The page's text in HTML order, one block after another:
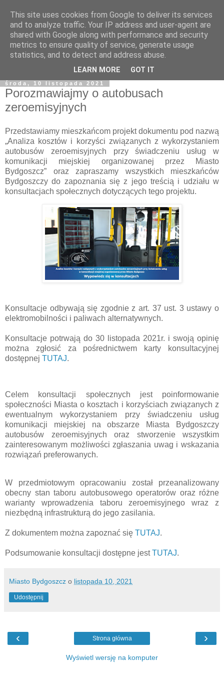
środa, 10 listopada 2021
Porozmawiajmy o autobusach
zeroemisyjnych
Przedstawiamy mieszkańcom projekt dokumentu pod nazwą
„Analiza kosztów i korzyści związanych z wykorzystaniem
autobusów zeroemisyjnych przy świadczeniu usług w
komunikacji miejskiej organizowanej przez Miasto
Bydgoszcz” oraz zapraszamy wszystkich mieszkańców
Bydgoszczy do zapoznania się z jego treścią i udziału w
konsultacjach społecznych dotyczących tego projektu.
Konsultacje odbywają się zgodnie z art. 37 ust. 3 ustawy o
elektromobilności i paliwach alternatywnych.
Konsultacje potrwają do 30 listopada 2021r. i swoją opinię
można zgłosić za pośrednictwem karty konsultacyjnej
dostępnej TUTAJ.
Celem konsultacji społecznych jest poinformowanie
społeczności Miasta o kosztach i korzyściach związanych z
ewentualnym wykorzystaniem przy świadczeniu usług
komunikacji miejskiej na obszarze Miasta Bydgoszczy
autobusów zeroemisyjnych oraz stworzenie wszystkim
zainteresowanym możliwości zgłaszania uwag i wskazania
rozwiązań preferowanych.
W przedmiotowym opracowaniu został przeanalizowany
obecny stan taboru autobusowego operatorów oraz różne
warianty wprowadzenia taboru zeroemisyjnego wraz z
niezbędną infrastrukturą do jego zasilania.
Z dokumentem można zapoznać się TUTAJ.
Podsumowanie konsultacji dostępne jestTUTAJ.
Miasto Bydgoszcz o listopada 10, 2021
Udostępnij
‹ ›
Strona główna
Wyświetl wersję na komputer
This site uses cookies from Google to deliver its services
and to analyze traffic. Your IP address and user-agent are
shared with Google along with performance and security
metrics to ensure quality of service, generate usage
statistics, and to detect and address abuse.
LEARN MORE GOT IT